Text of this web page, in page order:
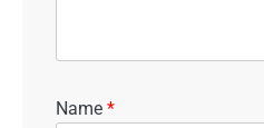
Name *